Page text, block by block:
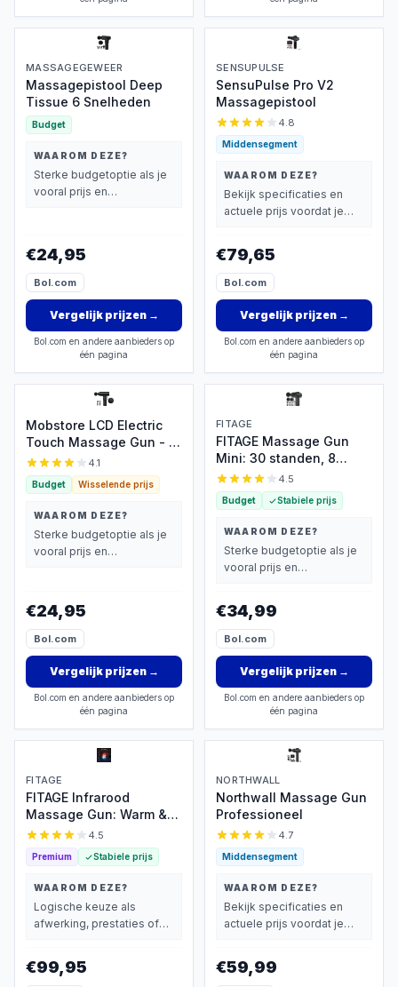
MASSAGEGEWEER
Massagepistool Deep
Tissue 6 Snelheden
Budget
WAAROM DEZE?
Sterke budgetoptie als je
vooral prijs en
€24,95
Bol.com
Vergelijk prijzen→
Bol.com en andere aanbieders op
één pagina
SENSUPULSE
SensuPulse Pro V2
Massagepistool
4.8
Middensegment
WAAROM DEZE?
Bekijk specificaties en
actuele prijs voordat je
€79,65
Bol.com
Vergelijk prijzen→
Bol.com en andere aanbieders op
één pagina
Mobstore LCD Electric
Touch Massage Gun - 6
standen, 4 kopstukken
4.1
Budget Wisselende prijs
WAAROM DEZE?
Sterke budgetoptie als je
vooral prijs en
€24,95
Bol.com
Vergelijk prijzen→
Bol.com en andere aanbieders op
één pagina
FITAGE
FITAGE Massage Gun
Mini: 30 standen, 8
opzetstukken, draadloos
4.5
Budget Stabiele prijs
WAAROM DEZE?
Sterke budgetoptie als je
vooral prijs en
€34,99
Bol.com
Vergelijk prijzen→
Bol.com en andere aanbieders op
één pagina
FITAGE
FITAGE Infrarood
Massage Gun: Warm &
Koud, 30 standen
4.5
Premium Stabiele prijs
WAAROM DEZE?
Logische keuze als
afwerking, prestaties of
€99,95
NORTHWALL
Northwall Massage Gun
Professioneel
4.7
Middensegment
WAAROM DEZE?
Bekijk specificaties en
actuele prijs voordat je
€59,99